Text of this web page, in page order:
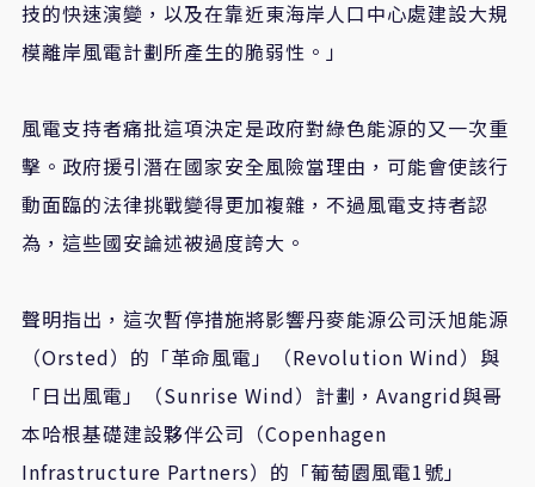
技的快速演變，以及在靠近東海岸人口中心處建設大規
模離岸風電計劃所產生的脆弱性。」
風電支持者痛批這項決定是政府對綠色能源的又一次重
擊。政府援引潛在國家安全風險當理由，可能會使該行
動面臨的法律挑戰變得更加複雜，不過風電支持者認
為，這些國安論述被過度誇大。
聲明指出，這次暫停措施將影響丹麥能源公司沃旭能源
（Orsted）的「革命風電」（Revolution Wind）與
「日出風電」（Sunrise Wind）計劃， Avangrid與哥
本哈根基礎建設夥伴公司（Copenhagen
Infrastructure Partners）的「葡萄園風電1號」